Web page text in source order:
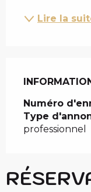
Lire la
Numéro
Type
professionnel